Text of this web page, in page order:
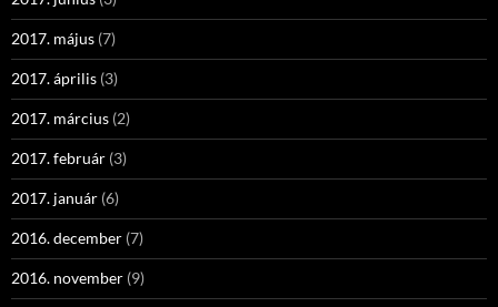
2017. május (7)
2017. április (3)
2017. március (2)
2017. február (3)
2017. január (6)
2016. december (7)
2016. november (9)